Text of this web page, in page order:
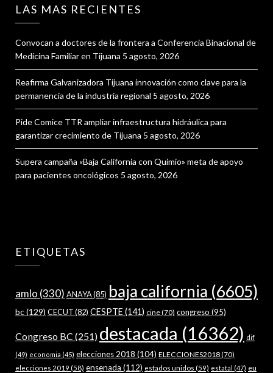
LAS MAS RECIENTES
Convocan a doctores de la frontera a Conferencia Binacional de
Medicina Familiar en Tijuana 5 agosto, 2026
Reafirma Galvanizadora Tijuana innovación como clave para la
permanencia de la industria regional 5 agosto, 2026
Pide Comice TTR ampliar infraestructura hidráulica para
garantizar crecimiento de Tijuana 5 agosto, 2026
Supera campaña «Baja California con Quimio» meta de apoyo
para pacientes oncológicos 5 agosto, 2026
ETIQUETAS
amlo (330) ANAYA(85) baja california (6605)
bc(129) CECUT(82) CESPTE (141) cine(70) congreso (95)
Congreso BC (251) destacada (16362) dif
(49) economia (45) elecciones 2018 (104) ELECCIONES2018(70)
elecciones 2019 (58) ensenada (112) estados unidos (59) estatal (47) eu